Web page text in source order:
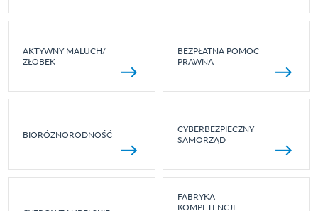
AKTYWNY MALUCH/
ŻŁOBEK
BEZPŁATNA POMOC
PRAWNA
BIORÓŻNORODNOŚĆ
CYBERBEZPIECZNY
SAMORZĄD
FABRYKA
KOMPETENCJI